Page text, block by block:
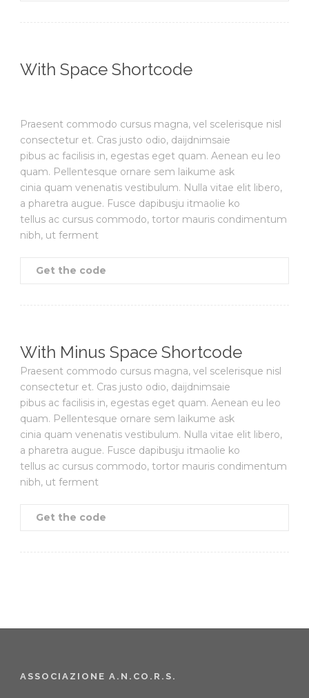
With Space Shortcode
Praesent commodo cursus magna, vel scelerisque nisl
consectetur et. Cras justo odio, daijdnimsaie
pibus ac facilisis in, egestas eget quam. Aenean eu leo
quam. Pellentesque ornare sem laikume ask
cinia quam venenatis vestibulum. Nulla vitae elit libero,
a pharetra augue. Fusce dapibusju itmaolie ko
tellus ac cursus commodo, tortor mauris condimentum
nibh, ut ferment
Get the code
With Minus Space Shortcode
Praesent commodo cursus magna, vel scelerisque nisl
consectetur et. Cras justo odio, daijdnimsaie
pibus ac facilisis in, egestas eget quam. Aenean eu leo
quam. Pellentesque ornare sem laikume ask
cinia quam venenatis vestibulum. Nulla vitae elit libero,
a pharetra augue. Fusce dapibusju itmaolie ko
tellus ac cursus commodo, tortor mauris condimentum
nibh, ut ferment
Get the code
ASSOCIAZIONE A.N.CO.R.S.